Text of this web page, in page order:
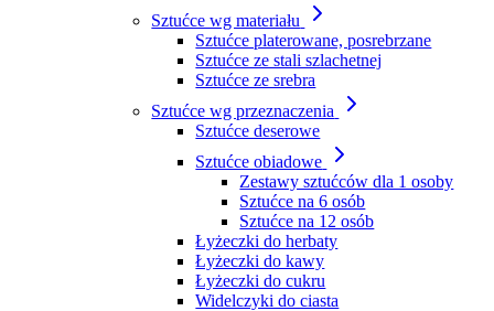
Sztućce wg materiału
Sztućce platerowane, posrebrzane
Sztućce ze stali szlachetnej
Sztućce ze srebra
Sztućce wg przeznaczenia
Sztućce deserowe
Sztućce obiadowe
Zestawy sztućców dla 1 osoby
Sztućce na 6 osób
Sztućce na 12 osób
Łyżeczki do herbaty
Łyżeczki do kawy
Łyżeczki do cukru
Widelczyki do ciasta